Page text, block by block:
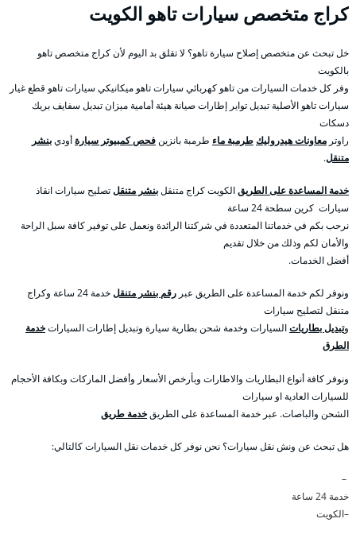
كراج متخصص سيارات تاهو الكويت
خل تبحث عن متخصص إصلاح سيارة تاهو؟ لا تقلق بد اليوم لأن كراج متخصص تاهو
بالكويت
وفر كل خدمات السيارات من تاهو كهربائي سيارات تاهو ميكانيكي سيارات تاهو قطع غيار
سيارات تاهو الأصلية تبديل تواير إطارات صيانة هيئة أمامية ميزان تبديل سفايف بريك
دسكات
راوتر معاونات هيدروليك طرمبة ماء طرمبة بانزينفحص كمبيوتر سيارةأوديبنشر
متنقل.
خدمة المساعدة على الطريقالكويت كراج متنقلبنشر متنقلتصليح سيارات انقاذ
سيارات كرين سطحة 24 ساعة
نرحب بكم في خدماتنا المتعددة في شركتنا الرائدة ونعمل على توفير كافة سبل الراحة
والأمان لكم وذلك من خلال تقديم
أفضل الخدمات.
ونوفر لكم خدمة المساعدة على الطريق عبر رقم بنشر متنقل
خدمة 24 ساعة وكراج
متنقل لتصليح سيارات
وتبديل بطارياتالسيارات وخدمة شحن بطارية سيارة وتبديل إطارات السياراتخدمة
الطرق
ونوفر كافة أنواع البطاريات والاطارات وبأرخص الأسعار وأفضل الماركات وبكافة الأحجام
للسيارات العادية او سيارات
الشحن والباصات. عبر خدمة المساعدة على الطريقخدمة طريق
هل تبحث عن ونش نقل سيارات؟ نحن نوفر كل خدمات نقل السيارات كالتالي:
–
خدمة 24 ساعة
–الكويت